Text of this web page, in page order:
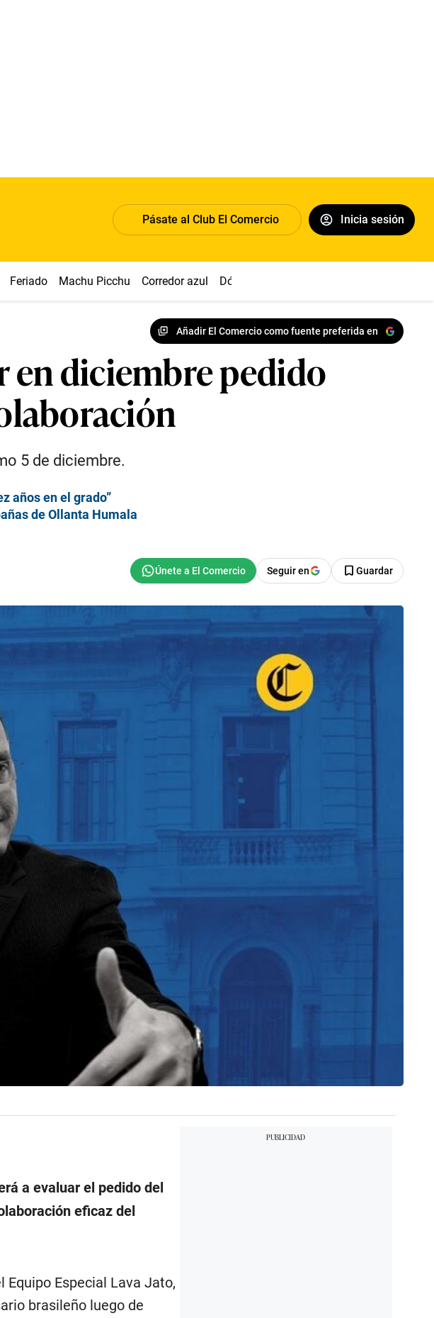
Pásate al Club El Comercio Inicia sesión
Feriado Machu Picchu Corredor azul Dólar
Añadir El Comercio como fuente preferida en
en diciembre pedido
5 de diciembre.
años en el grado”
de Ollanta Humala
Seguir en Guardar
a evaluar el pedido del
eficaz del
Equipo Especial Lava Jato,
brasileño luego de